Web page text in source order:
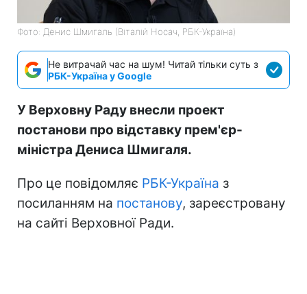
Фото: Денис Шмигаль (Віталій Носач, РБК-Україна)
Не витрачай час на шум! Читай тільки суть з
РБК-Україна у Google
У Верховну Раду внесли проект
постанови про відставку прем'єр-
міністра Дениса Шмигаля.
Про це повідомляє РБК-Україна з
посиланням на постанову, зареєстровану
на сайті Верховної Ради.